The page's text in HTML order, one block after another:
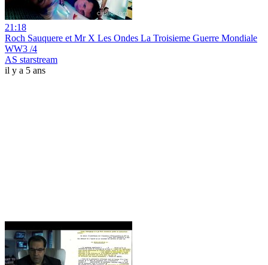
21:18
Roch Sauquere et Mr X Les Ondes La Troisieme Guerre Mondiale
WW3 /4
AS starstream
il y a 5 ans